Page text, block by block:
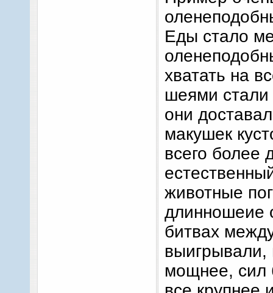
Еды стало
хватать на
шеями
они
макушек
всего
животные
длинношеие
битвах
мощнее, сил